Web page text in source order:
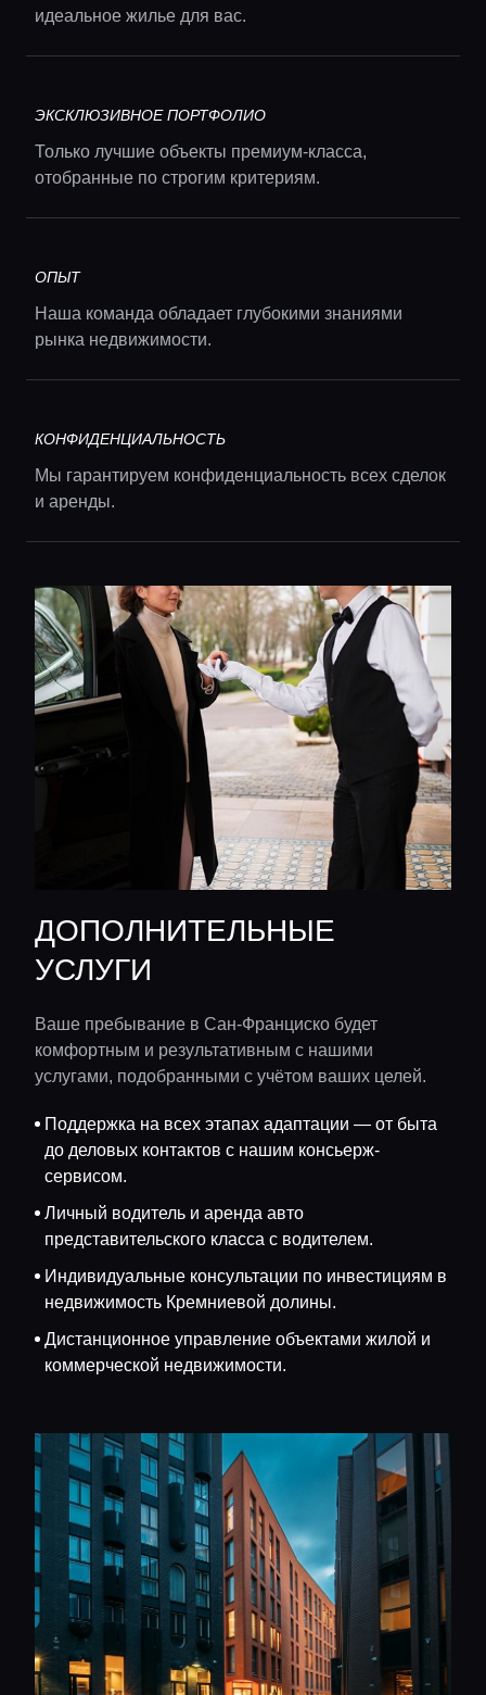
Главная
Локации
Гиды
Консьерж сервис
Lifestyle журнал
идеальное жилье для вас.
ЭКСКЛЮЗИВНОЕ ПОРТФОЛИО
Только лучшие объекты премиум-класса,
отобранные по строгим критериям.
ОПЫТ
Наша команда обладает глубокими знаниями
рынка недвижимости.
КОНФИДЕНЦИАЛЬНОСТЬ
Мы гарантируем конфиденциальность всех сделок
и аренды.
ДОПОЛНИТЕЛЬНЫЕ
УСЛУГИ
Ваше пребывание в Сан-Франциско будет
комфортным и результативным с нашими
услугами, подобранными с учётом ваших целей.
Поддержка на всех этапах адаптации — от быта
до деловых контактов с нашим консьерж-
сервисом.
Личный водитель и аренда авто
представительского класса с водителем.
Индивидуальные консультации по инвестициям в
недвижимость Кремниевой долины.
Дистанционное управление объектами жилой и
коммерческой недвижимости.